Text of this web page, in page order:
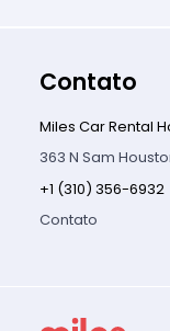
Contato
Miles Car Rental
363 N Sam
+1 (310) 356-6932
Contato